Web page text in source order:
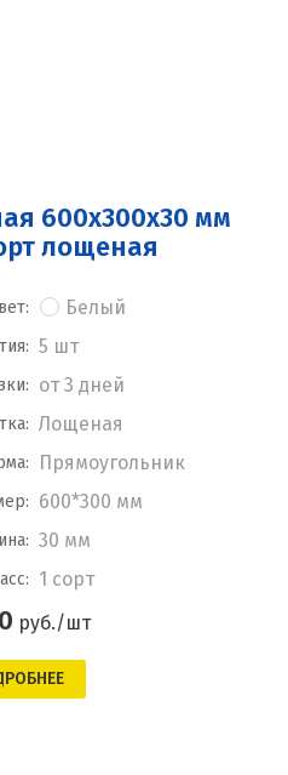
600x300x30 мм
лощеная
Белый
5 шт
от 3 дней
Лощеная
Прямоугольник
600*300 мм
30 мм
1 сорт
руб./шт